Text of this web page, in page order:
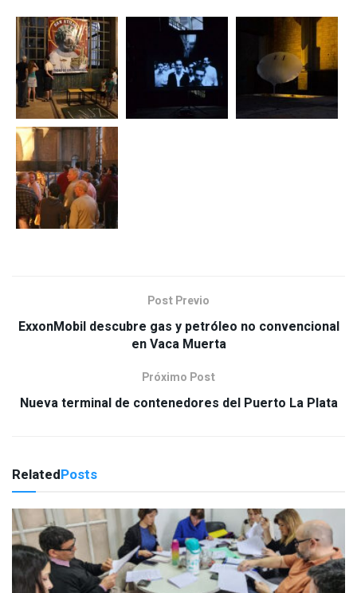
Post Previo
ExxonMobil descubre gas y petróleo no convencional
en Vaca Muerta
Próximo Post
Nueva terminal de contenedores del Puerto La Plata
RelatedPosts